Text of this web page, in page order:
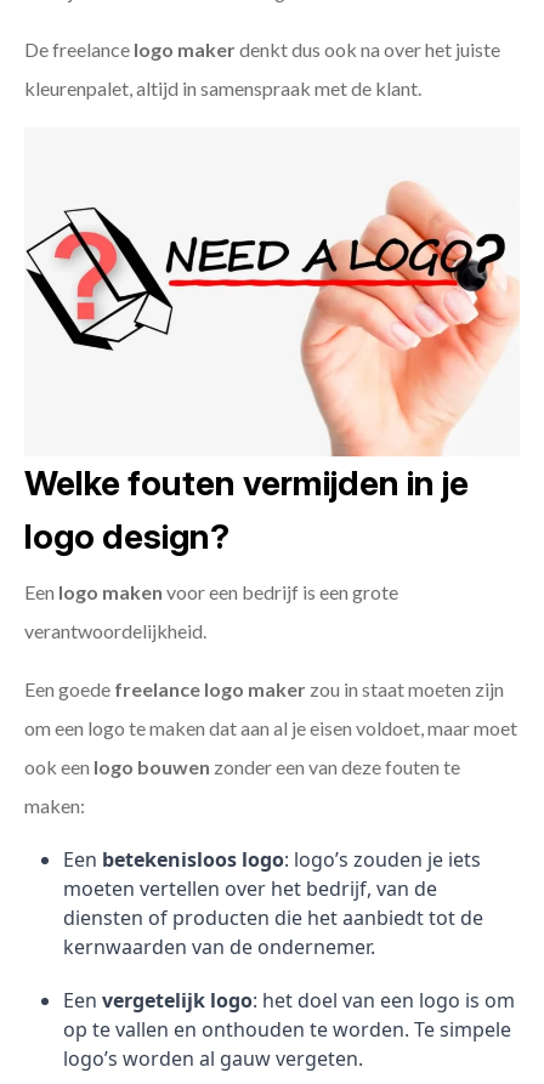
De freelance logo makerdenkt dus ook na over het juiste
kleurenpalet, altijd in samenspraak met de klant.
Welke fouten vermijden in je
logo design?
Een logo maken voor een bedrijf is een grote
verantwoordelijkheid.
Een goede freelance logo maker zou in staat moeten zijn
om een logo te maken dat aan al je eisen voldoet, maar moet
ook een logo bouwen zonder een van deze fouten te
maken:
Een betekenisloos logo: logo’s zouden je iets
moeten vertellen over het bedrijf, van de
diensten of producten die het aanbiedt tot de
kernwaarden van de ondernemer.
Een vergetelijk logo: het doel van een logo is om
op te vallen en onthouden te worden. Te simpele
logo’s worden al gauw vergeten.